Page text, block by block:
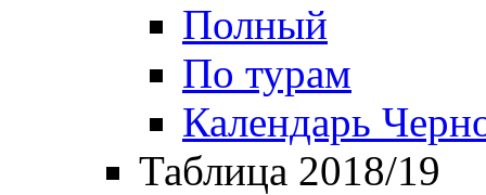
Полный
По турам
Календарь
Таблица 2018/19